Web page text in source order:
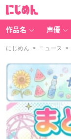
作品名 声優
にじめん > ニュース >